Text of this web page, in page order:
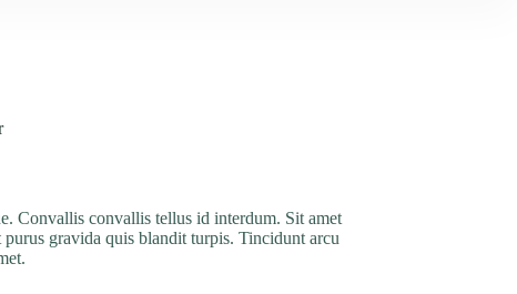
Convallis convallis tellus id interdum. Sit amet
gravida quis blandit turpis. Tincidunt arcu